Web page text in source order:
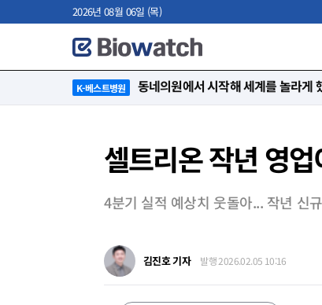
2026년 08월 06일 (목)
K-베스트병원 “절대 먼저 말하지 않아요. 대신 먼저
셀트리온 작년 영
4분기 실적 예상치 웃돌아... 작년 신
김진호 기자 발행 2026.02.05 10:16